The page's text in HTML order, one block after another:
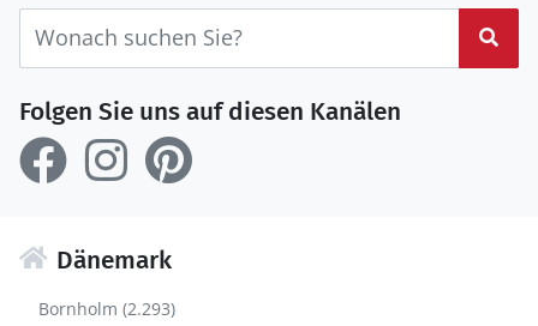
Folgen Sie uns auf diesen Kanälen
Dänemark
Bornholm (2.293)